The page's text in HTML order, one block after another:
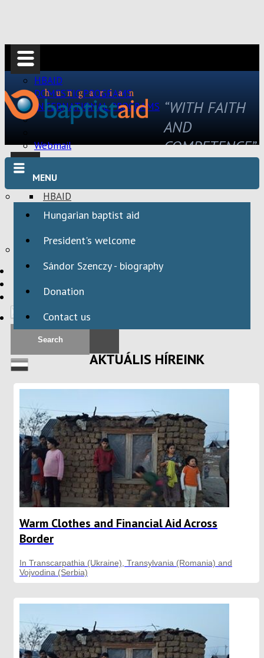
HBAID
DOMESTIC PROGRAMS
INTERNATIONAL PROGRAMS
Webmail
HBAID
DOMESTIC PROGRAMS
HBAID
INTERNATIONAL PROGRAMS
“WITH FAITH
AND
COMPETENCE”
MENU
Hungarian baptist aid
President's welcome
Sándor Szenczy - biography
Donation
Contact us
AKTUÁLIS HÍREINK
Warm Clothes and Financial Aid Across
Border
In Transcarpathia (Ukraine), Transylvania (Romania) and
Vojvodina (Serbia)